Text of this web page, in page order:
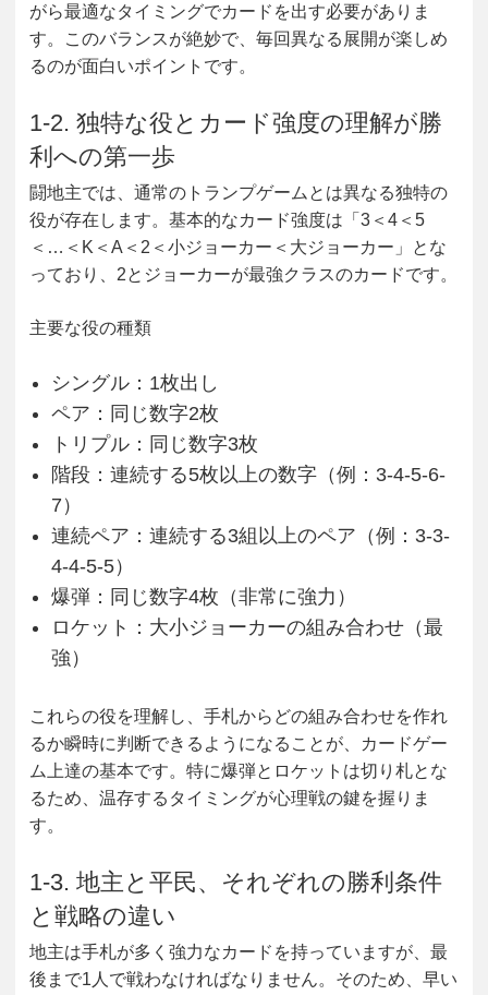
がら最適なタイミングでカードを出す必要がありま
す。このバランスが絶妙で、毎回異なる展開が楽しめ
るのが面白いポイントです。
1-2. 独特な役とカード強度の理解が勝
利への第一歩
闘地主では、通常のトランプゲームとは異なる独特の
役が存在します。基本的なカード強度は「3＜4＜5
＜…＜K＜A＜2＜小ジョーカー＜大ジョーカー」とな
っており、2とジョーカーが最強クラスのカードです。
主要な役の種類
シングル ：1枚出し
ペア ：同じ数字2枚
トリプル ：同じ数字3枚
階段 ：連続する5枚以上の数字（例：3-4-5-6-
7）
連続ペア ：連続する3組以上のペア（例：3-3-
4-4-5-5）
爆弾 ：同じ数字4枚（非常に強力）
ロケット ：大小ジョーカーの組み合わせ（最
強）
これらの役を理解し、手札からどの組み合わせを作れ
るか瞬時に判断できるようになることが、カードゲー
ム上達の基本です。特に爆弾とロケットは切り札とな
るため、温存するタイミングが心理戦の鍵を握りま
す。
1-3. 地主と平民、それぞれの勝利条件
と戦略の違い
地主は手札が多く強力なカードを持っていますが、最
後まで1人で戦わなければなりません。そのため、早い